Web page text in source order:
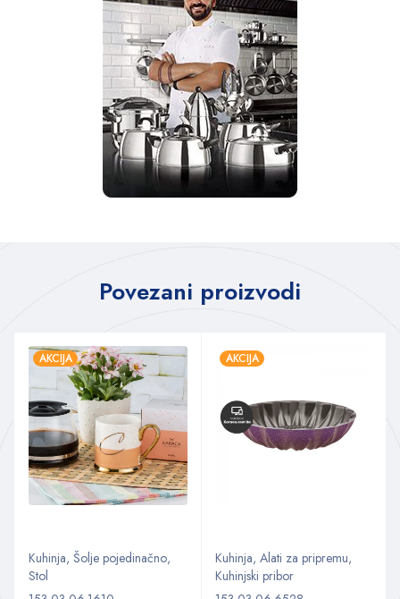
Povezani proizvodi
AKCIJA
Kuhinja, Šolje pojedinačno,
Stol
AKCIJA
Kuhinja, Alati za pripremu,
Kuhinjski pribor